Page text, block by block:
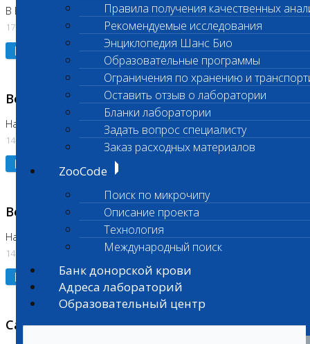
Правила получения качественных
Рекомендуемые исследования
Энциклопедия Шанс Био
Образовательные программы
Ограничения по хранению и
Оставить отзыв о лаборатории
Бланки лаборатории
Задать вопрос специалисту
Заказ расходных материалов
ZooCode
Поиск по микрочипу
Описание проекта
Технология
Международный поиск
Банк донорской крови
Адреса лабораторий
Образовательный центр
В Бутово
17.07.2026
Подробнее
Возобновлено выполнение исследования
На Нагорной (Код 961, 962)
14.07.2026
Подробнее
Возобновлено выполнение исследования
На Нагорной (Код 157)
14.07.2026
Подробнее
Санитарный день